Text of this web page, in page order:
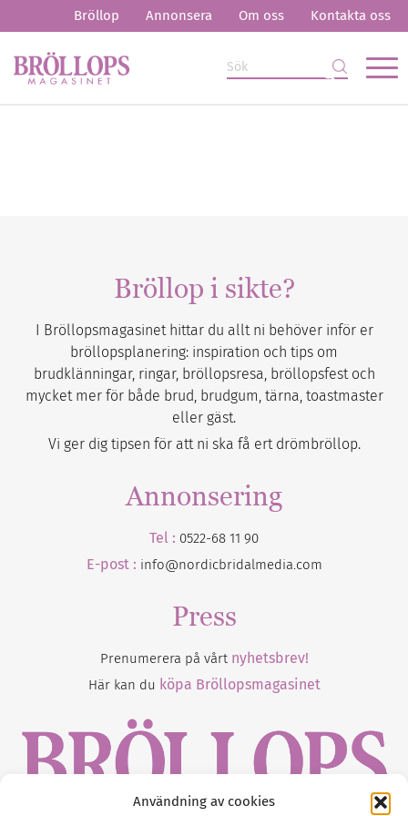
Användning av cookies
Bröllop Annonsera Om oss Kontakta oss
Bröllop i sikte?
I Bröllopsmagasinet hittar du allt ni behöver inför er
bröllopsplanering: inspiration och tips om
brudklänningar, ringar, bröllopsresa, bröllopsfest och
mycket mer för både brud, brudgum, tärna, toastmaster
eller gäst.
Vi ger dig tipsen för att ni ska få ert drömbröllop.
Annonsering
Tel : 0522-68 11 90
E-post : info@nordicbridalmedia.com
Press
Prenumerera på vårt nyhetsbrev!
Här kan du köpa Bröllopsmagasinet